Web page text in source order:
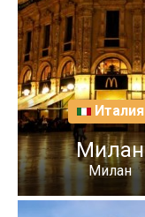
Италия
Милан
Милан